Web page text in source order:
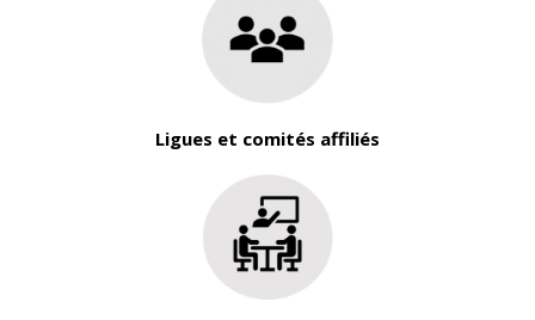
Ligues et comités affiliés